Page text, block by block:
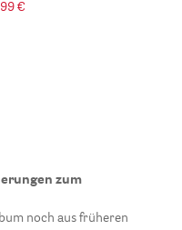
€
zum
noch aus früheren